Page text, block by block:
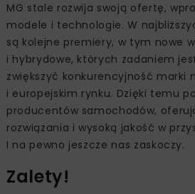
MG stale rozwija swoją ofertę,
modele i technologie. W
są kolejne premiery, w tym nowe
i hybrydowe, których zadaniem
zwiększyć konkurencyjność marki
i europejskim rynku. Dzięki temu
producentów samochodów,
rozwiązania i wysoką jakość w
I na pewno jeszcze nas zaskoczy.
Zalety!